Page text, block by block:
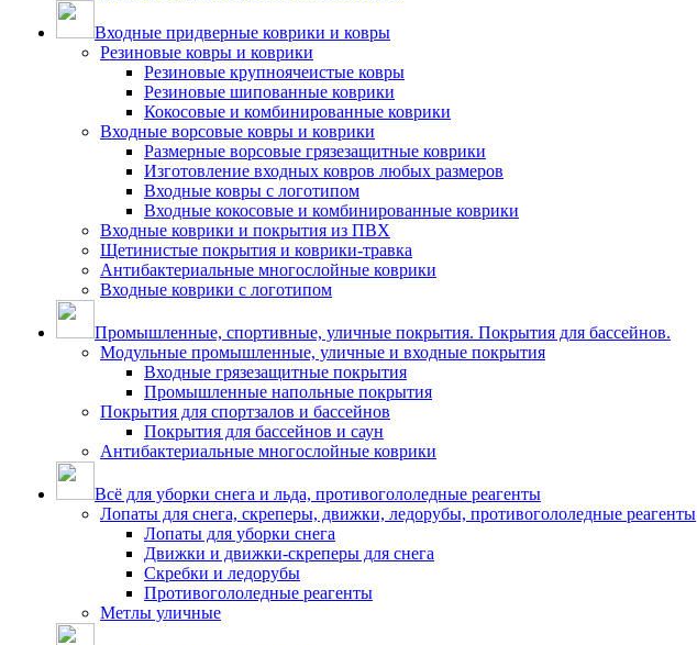
Входные придверные коврики и ковры
Резиновые ковры и коврики
Резиновые крупноячеистые ковры
Резиновые шипованные коврики
Кокосовые и комбинированные коврики
Входные ворсовые ковры и коврики
Размерные ворсовые грязезащитные коврики
Изготовление входных ковров любых размеров
Входные ковры с логотипом
Входные кокосовые и комбинированные коврики
Входные коврики и покрытия из ПВХ
Щетинистые покрытия и коврики-травка
Антибактериальные многослойные коврики
Входные коврики с логотипом
Промышленные, спортивные, уличные покрытия. Покрытия для бассейнов.
Модульные промышленные, уличные и входные покрытия
Входные грязезащитные покрытия
Промышленные напольные покрытия
Покрытия для спортзалов и бассейнов
Покрытия для бассейнов и саун
Антибактериальные многослойные коврики
Всё для уборки снега и льда, противогололедные реагенты
Лопаты для снега, скреперы, движки, ледорубы, противогололедные реагенты
Лопаты для уборки снега
Движки и движки-скреперы для снега
Скребки и ледорубы
Противогололедные реагенты
Метлы уличные